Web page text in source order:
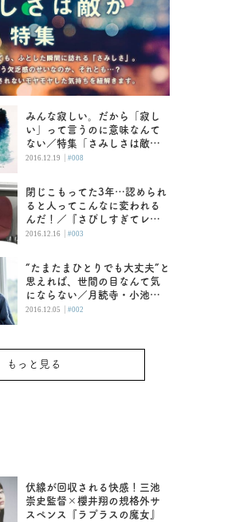
みんな寂しい。だから「寂し
い」って言うのに意味なんて
ない／特集「さみしさは敵
か」
2016.12.19 | #008
閉じこもってた3年…認められ
ると人ってこんなに変われる
んだ！／『さびしすぎてレズ
風俗に行きましたレポ』作
2016.12.16 | #003
“たまたまひとりでも大丈夫”と
思えれば、世間の目なんて気
にならない／月読寺・小池龍
之介さん（後編）
2016.12.05 | #002
もっと見る
伏線が回収される快感！三池
崇史監督×櫻井翔の規格外サ
スペンス『ラプラスの魔女』